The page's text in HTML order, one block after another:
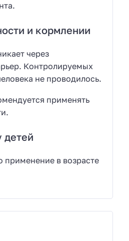
и кормлении
через
Контролируемых
не проводилось.
применять
детей
применение в возрасте